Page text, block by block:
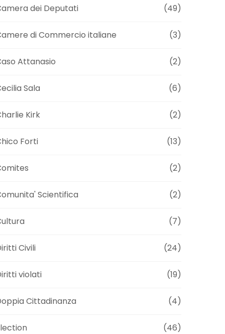
dei Deputati (49)
di Commercio italiane (3)
Attanasio (2)
Sala (6)
Kirk (2)
Forti (13)
(2)
Scientifica (2)
(7)
Civili (24)
violati (19)
Cittadinanza (4)
(46)